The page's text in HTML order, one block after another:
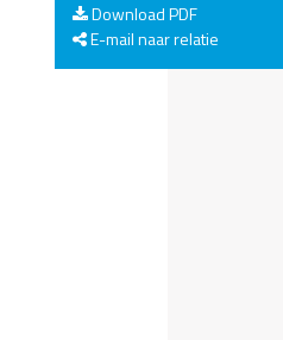
Download PDF
E-mail naar relatie